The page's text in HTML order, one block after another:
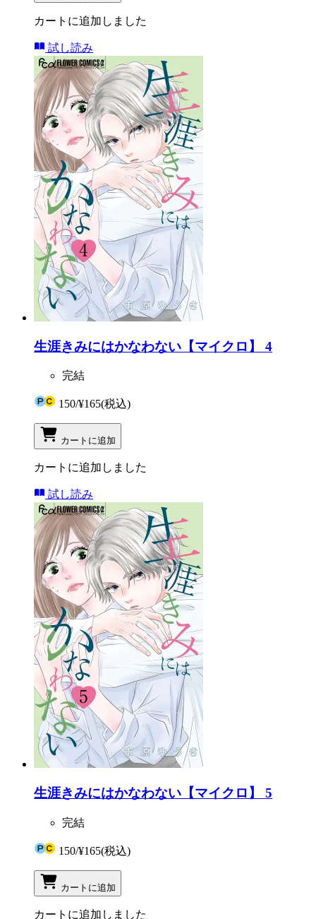
カートに追加しました
試し読み
生涯きみにはかなわない【マイクロ】 4
完結
150/¥165(税込)
カートに追加
カートに追加しました
試し読み
生涯きみにはかなわない【マイクロ】 5
完結
150/¥165(税込)
カートに追加
カートに追加しました